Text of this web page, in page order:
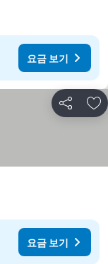
요금 보기
공유 즐
요금 보기